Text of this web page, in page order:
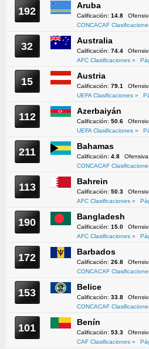
192 Aruba
Calificación: 14.8
CONCACAF
32 Australia
Calificación: 74.4
AFC Clasificaciones »
15 Austria
Calificación: 79.1
UEFA Clasificaciones »
112 Azerbaiyán
Calificación: 50.6
UEFA Clasificaciones »
211 Bahamas
Calificación: 4.8 Ofensiva:
CONCACAF
113 Bahrein
Calificación: 50.3
AFC Clasificaciones »
190 Bangladesh
Calificación: 15.0
AFC Clasificaciones »
172 Barbados
Calificación: 26.8
CONCACAF
153 Belice
Calificación: 33.8
CONCACAF
101 Benín
Calificación: 53.3
CAF Clasificaciones »